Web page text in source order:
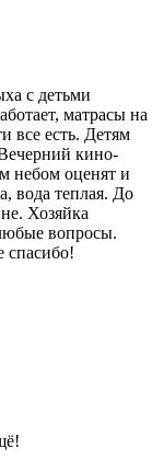
с детьми
матрасы на
все есть. Детям
кино-
небом оценят и
вода теплая. До
Хозяйка
вопросы.
спасибо!